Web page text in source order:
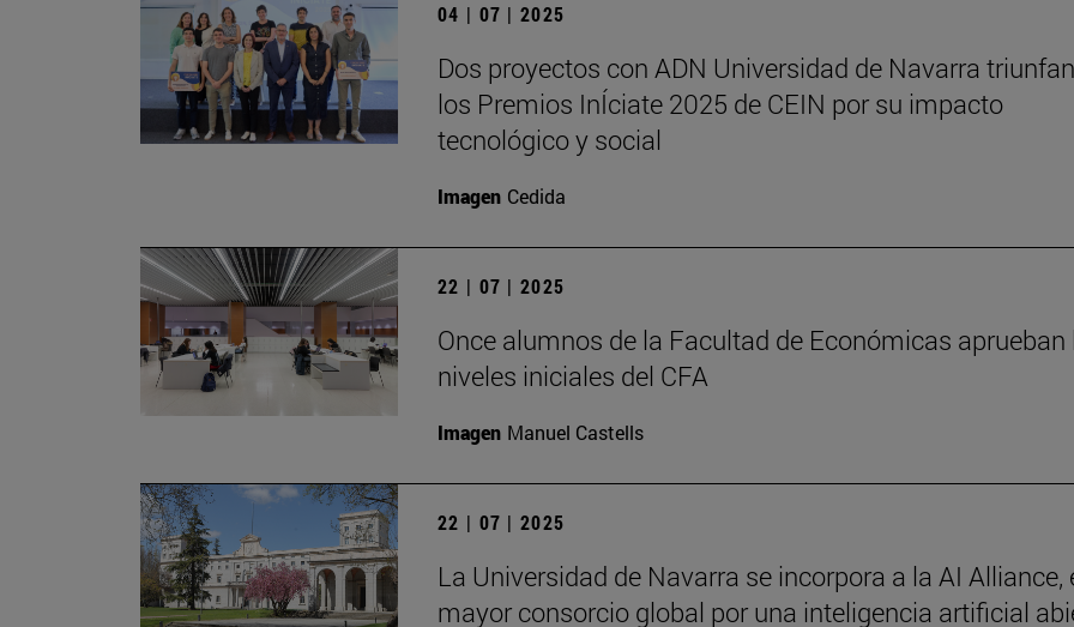
04 | 07 | 2025
Dos proyectos con ADN Universidad de Navarra
los Premios InÍciate 2025 de CEIN por su impacto
tecnológico y social
Imagen Cedida
22 | 07 | 2025
Once alumnos de la Facultad de Económicas aprueban
niveles iniciales del CFA
Imagen Manuel Castells
22 | 07 | 2025
La Universidad de Navarra se incorpora a la AI Alliance,
mayor consorcio global por una inteligencia artificial